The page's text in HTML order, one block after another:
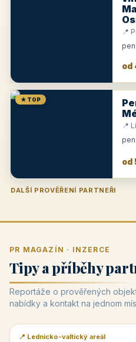
📍
od
★ TOP
📍
od
DALŠÍ PROVĚŘENÍ PARTNEŘI
Penzion U Zámku Pension Faber
PR MAGAZÍN · INZERCE
Tipy a příběhy
Reportáže o prověřených
nabídky a kontakt na jednom
📰 PR článek
📍 Lednicko-valtický areál